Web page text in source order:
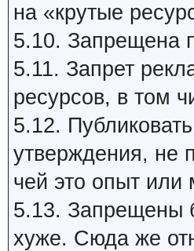
на «крутые
5.10. Запрещена
5.11. Запрет
ресурсов, в том
5.12.
утверждения, не
чей это опыт или
5.13. Запрещены
хуже. Сюда же